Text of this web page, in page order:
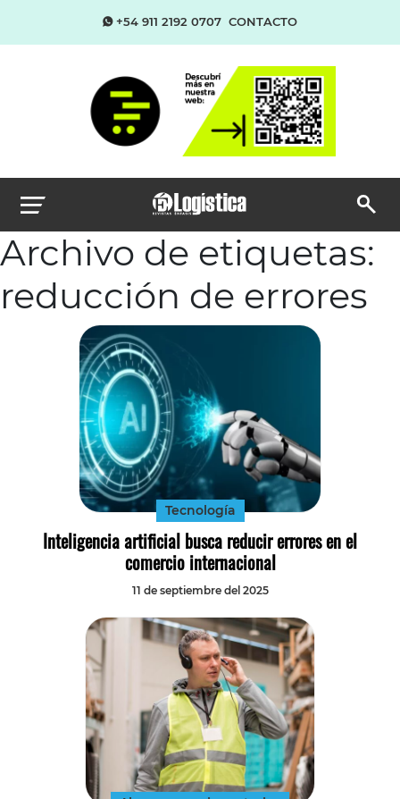
+54 911 2192 0707 CONTACTO
Archivo de etiquetas:
reducción de errores
Tecnología
Inteligencia artificial busca reducir errores en el
comercio internacional
11 de septiembre del 2025